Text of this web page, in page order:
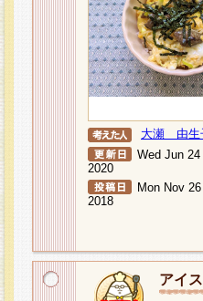
大瀬 由生
Wed Jun
2020
Mon Nov
2018
アイ